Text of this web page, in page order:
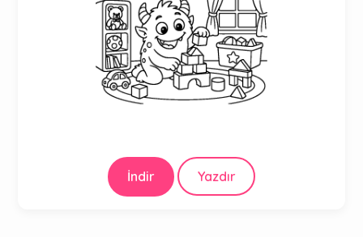
İndir Yazdır